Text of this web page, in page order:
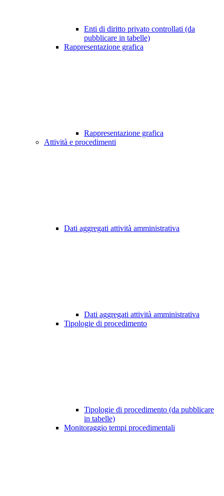
Enti di diritto privato controllati (da
pubblicare in tabelle)
Rappresentazione grafica
Rappresentazione grafica
Attività e procedimenti
Dati aggregati attività amministrativa
Dati aggregati attività amministrativa
Tipologie di procedimento
Tipologie di procedimento (da pubblicare
in tabelle)
Monitoraggio tempi procedimentali